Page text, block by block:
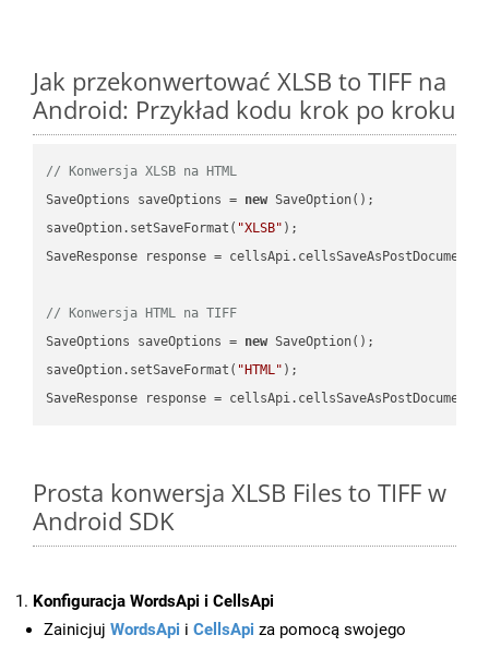
Jak przekonwertować XLSB to TIFF na
Android: Przykład kodu krok po kroku
// Konwersja XLSB na HTML
SaveOptions saveOptions = new SaveOption();
saveOption.setSaveFormat( "XLSB" );
SaveResponse response =
// Konwersja HTML na TIFF
SaveOptions saveOptions = new SaveOption();
saveOption.setSaveFormat( "HTML" );
SaveResponse response =
Prosta konwersja XLSB Files to TIFF w
Android SDK
Konfiguracja WordsApi i CellsApi
Zainicjuj WordsApi i CellsApi za pomocą swojego